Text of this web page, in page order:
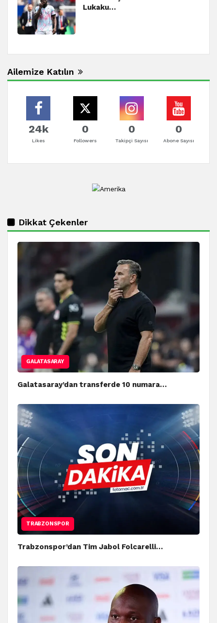
Lukaku…
Ailemize Katılın
24k
Likes
0
Followers
0
Takipçi Sayısı
0
Abone Sayısı
Dikkat Çekenler
GALATASARAY
Galatasaray’dan transferde 10 numara…
TRABZONSPOR
Trabzonspor’dan Tim Jabol Folcarelli…